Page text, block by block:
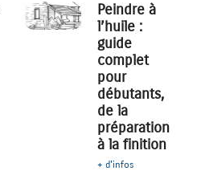
Peindre à
l’huile :
guide
complet
pour
débutants,
de la
préparation
à la finition
+ d'infos